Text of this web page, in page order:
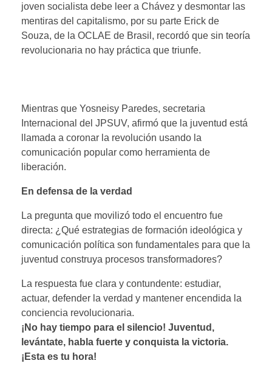
joven socialista debe leer a Chávez y desmontar las
mentiras del capitalismo, por su parte Erick de
Souza, de la OCLAE de Brasil, recordó que sin teoría
revolucionaria no hay práctica que triunfe.
Mientras que Yosneisy Paredes, secretaria
Internacional del JPSUV, afirmó que la juventud está
llamada a coronar la revolución usando la
comunicación popular como herramienta de
liberación.
En defensa de la verdad
La pregunta que movilizó todo el encuentro fue
directa: ¿Qué estrategias de formación ideológica y
comunicación política son fundamentales para que la
juventud construya procesos transformadores?
La respuesta fue clara y contundente: estudiar,
actuar, defender la verdad y mantener encendida la
conciencia revolucionaria.
¡No hay tiempo para el silencio! Juventud,
levántate, habla fuerte y conquista la victoria.
¡Esta es tu hora!